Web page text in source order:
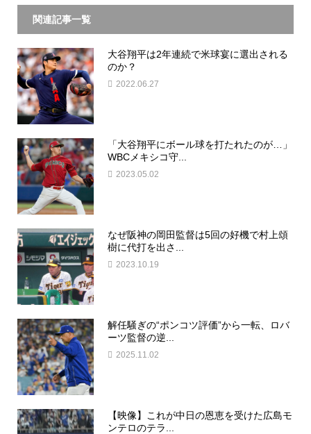
関連記事一覧
大谷翔平は2年連続で米球宴に選出される
のか？
2022.06.27
「大谷翔平にボール球を打たれたのが…」
WBCメキシコ守...
2023.05.02
なぜ阪神の岡田監督は5回の好機で村上頌
樹に代打を出さ...
2023.10.19
解任騒ぎの“ポンコツ評価”から一転、ロバ
ーツ監督の逆...
2025.11.02
【映像】これが中日の恩恵を受けた広島モ
ンテロのテラ...